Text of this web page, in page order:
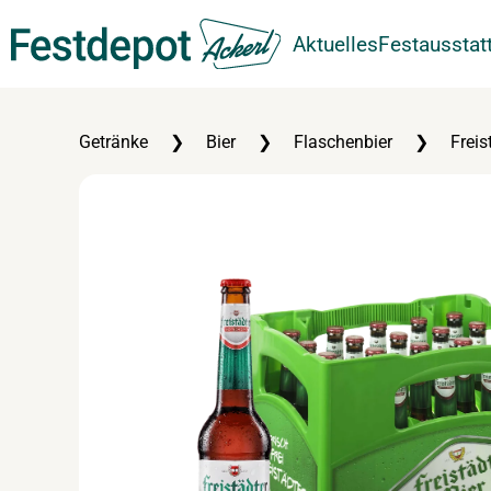
Zum Hauptinhalt springen Aktuelles
Getränke Bier Flaschenbier